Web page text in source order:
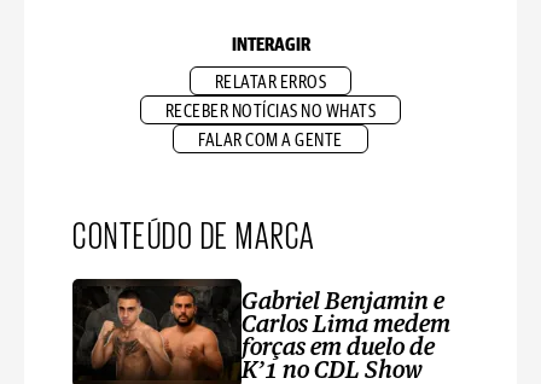
INTERAGIR
RELATAR ERROS
RECEBER NOTÍCIAS NO WHATS
FALAR COM A GENTE
CONTEÚDO DE MARCA
Gabriel Benjamin e
Carlos Lima medem
forças em duelo de
K’1 no CDL Show